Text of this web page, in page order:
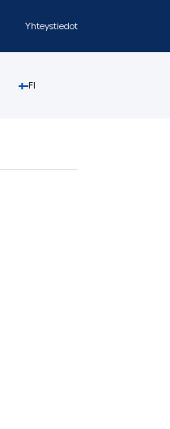
Yhteystiedot
FI